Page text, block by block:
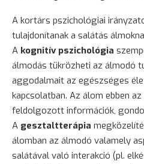
A kortárs pszichológiai
tulajdonítanak a salátás
A kognitív pszichológia
álmodás tükrözheti az álmodó
aggodalmait az egészséges
kapcsolatban. Az álom ebben
feldolgozott információk,
A gesztaltterápia
álomban az álmodó valamely
salátával való interakció (pl.